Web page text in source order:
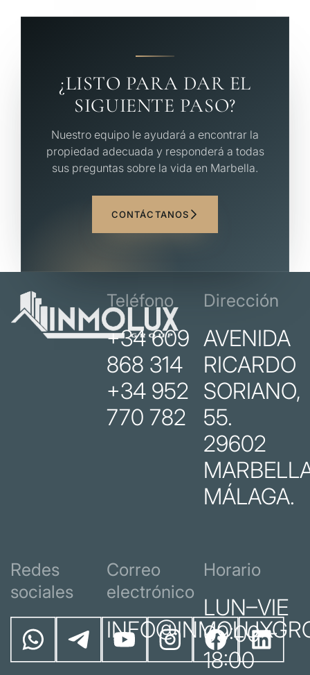
¿LISTO PARA DAR EL
SIGUIENTE PASO?
Nuestro equipo le ayudará a encontrar la
propiedad adecuada y responderá a todas
sus preguntas sobre la vida en Marbella.
CONTÁCTANOS
Teléfono
+34 609
868 314
+34 952
770 782
Dirección
AVENIDA
RICARDO
SORIANO,
55.
29602
MÁLAGA.
Redes
sociales
Correo
electrónico
Horario
LUN–VIE
09:00 –
18:00